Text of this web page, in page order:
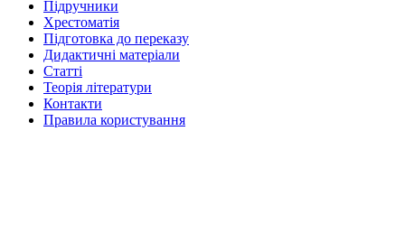
Підручники
Хрестоматія
Підготовка до переказу
Дидактичні матеріали
Статті
Теорія літератури
Контакти
Правила користування